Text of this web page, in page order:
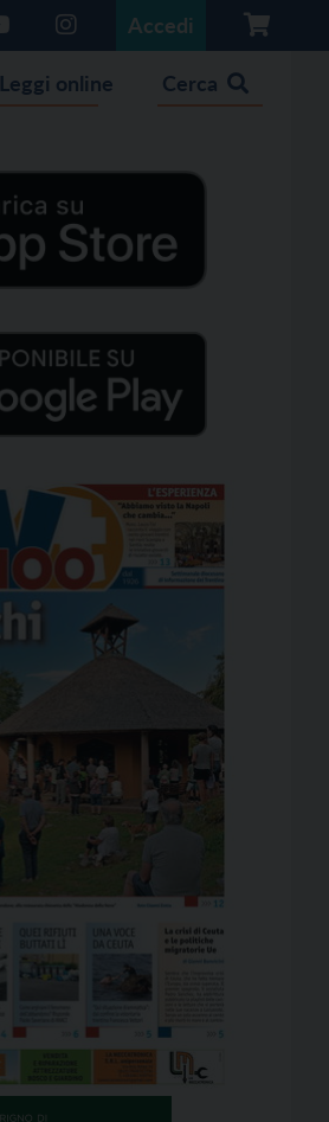
Accedi
Leggi online Cerca